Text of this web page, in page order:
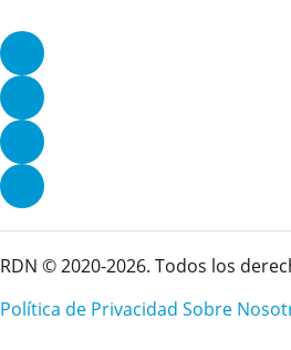
RDN © 2020-2026. Todos los
Política de Privacidad Sobre